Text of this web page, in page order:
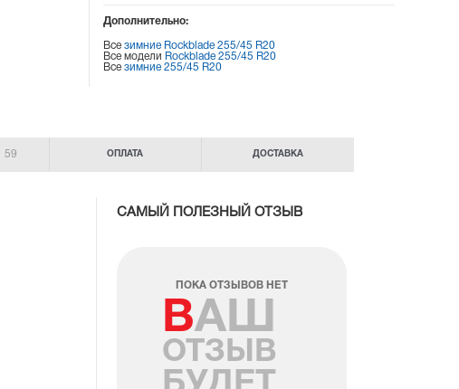
Дополнительно:
Всезимние Rockblade 255/45 R20
Все модели Rockblade 255/45 R20
Всезимние 255/45 R20
59 ОПЛАТА ДОСТАВКА
САМЫЙ ПОЛЕЗНЫЙ ОТЗЫВ
ПОКА ОТЗЫВОВ НЕТ
ВАШ
ОТЗЫВ